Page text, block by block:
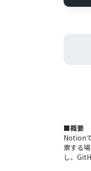
■概要
Notion
票する
し、